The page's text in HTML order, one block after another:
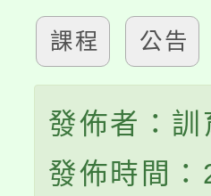
課程 公告
發佈者：訓
發佈時間